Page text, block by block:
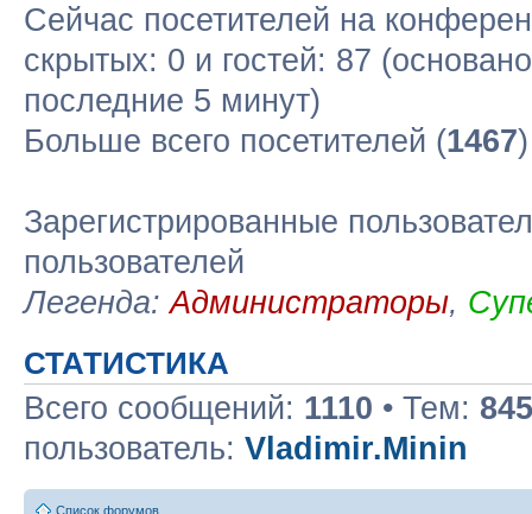
Сейчас посетителей на
скрытых: 0 и гостей: 87
последние 5 минут)
Больше всего посетителей (1467
Зарегистрированные
пользователей
Легенда:Администраторы,
СТАТИСТИКА
Всего сообщений: 1110 • Тем: 845
пользователь: Vladimir.Minin
Список форумов